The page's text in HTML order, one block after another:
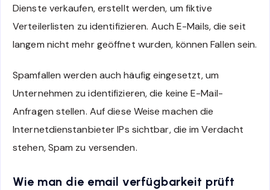
Dienste verkaufen, erstellt werden, um fiktive
Verteilerlisten zu identifizieren. Auch E-Mails, die seit
langem nicht mehr geöffnet wurden, können Fallen sein.
Spamfallen werden auch häufig eingesetzt, um
Unternehmen zu identifizieren, die keine E-Mail-
Anfragen stellen. Auf diese Weise machen die
Internetdienstanbieter IPs sichtbar, die im Verdacht
stehen, Spam zu versenden.
Wie man die email verfügbarkeit prüft